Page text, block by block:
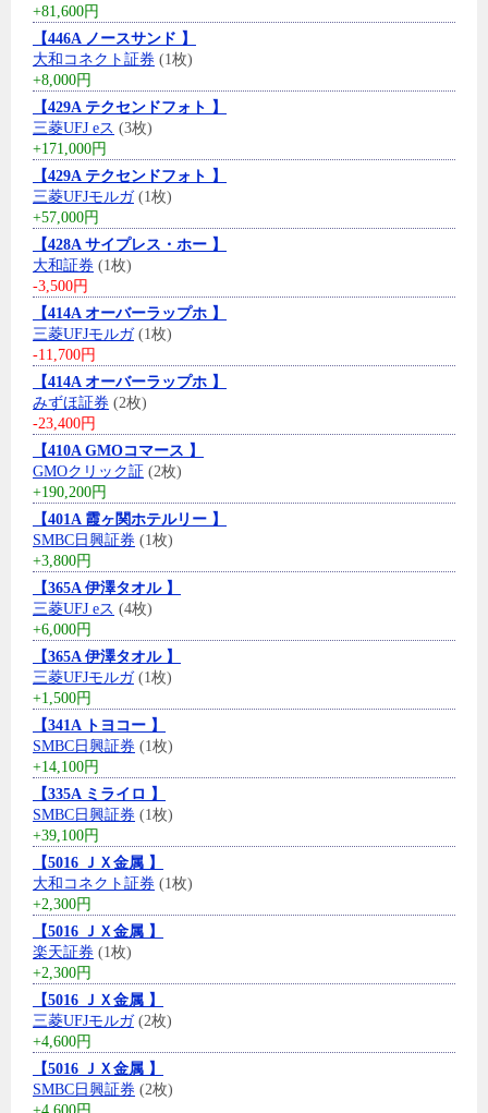
+81,600円
【446A ノースサンド 】
大和コネクト証券 (1枚)
+8,000円
【429A テクセンドフォト 】
三菱UFJ eス (3枚)
+171,000円
【429A テクセンドフォト 】
三菱UFJモルガ(1枚)
+57,000円
【428A サイプレス・ホー 】
大和証券 (1枚)
-3,500円
【414A オーバーラップホ 】
三菱UFJモルガ(1枚)
-11,700円
【414A オーバーラップホ 】
みずほ証券 (2枚)
-23,400円
【410A GMOコマース 】
GMOクリック証 (2枚)
+190,200円
【401A 霞ヶ関ホテルリー 】
SMBC日興証券 (1枚)
+3,800円
【365A 伊澤タオル 】
三菱UFJ eス (4枚)
+6,000円
【365A 伊澤タオル 】
三菱UFJモルガ(1枚)
+1,500円
【341A トヨコー 】
SMBC日興証券 (1枚)
+14,100円
【335A ミライロ 】
SMBC日興証券 (1枚)
+39,100円
【5016 ＪＸ金属 】
大和コネクト証券 (1枚)
+2,300円
【5016 ＪＸ金属 】
楽天証券 (1枚)
+2,300円
【5016 ＪＸ金属 】
三菱UFJモルガ(2枚)
+4,600円
【5016 ＪＸ金属 】
SMBC日興証券 (2枚)